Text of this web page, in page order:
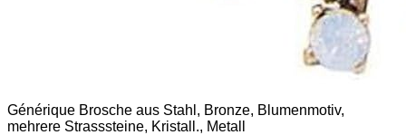
Générique Brosche aus Stahl, Bronze, Blumenmotiv,
mehrere Strasssteine, Kristall., Metall